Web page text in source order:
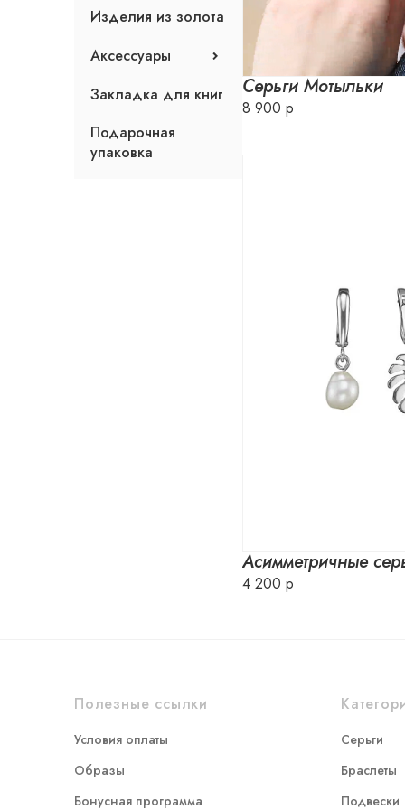
Звеньевые браслеты
Гривны
Цепи
Изделия из золота
Аксессуары
Средства для чистки
Футболки
Закладка для книг
Подарочная
упаковка
Серьги Мотыльки
8 900 р
Асимметричные
4 200 р
Полезные ссылки
Условия оплаты
Образы
Бонусная программа
Серьги
Браслеты
Подвески